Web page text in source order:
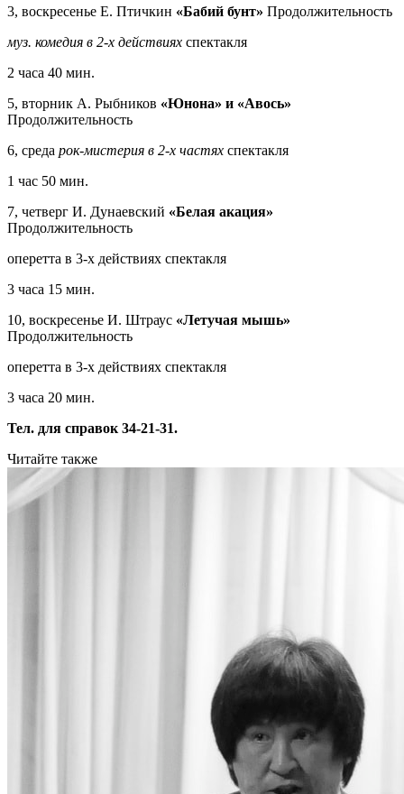
3, воскресенье Е. Птичкин «Бабий бунт» Продолжительность
муз. комедия в 2-х действиях спектакля
2 часа 40 мин.
5, вторник А. Рыбников «Юнона» и «Авось»
Продолжительность
6, среда рок-мистерия в 2-х частях спектакля
1 час 50 мин.
7, четверг И. Дунаевский «Белая акация»
Продолжительность
оперетта в 3-х действиях спектакля
3 часа 15 мин.
10, воскресенье И. Штраус «Летучая мышь»
Продолжительность
оперетта в 3-х действиях спектакля
3 часа 20 мин.
Тел. для справок 34-21-31.
Читайте также